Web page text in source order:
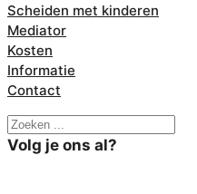
Scheiden met kinderen
Mediator
Kosten
Informatie
Contact
Zoeken
Volg je ons al?